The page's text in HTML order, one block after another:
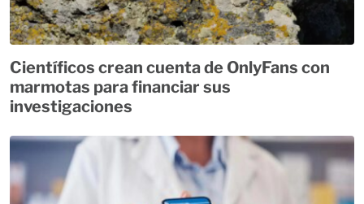
Científicos crean cuenta de OnlyFans con
marmotas para financiar sus
investigaciones